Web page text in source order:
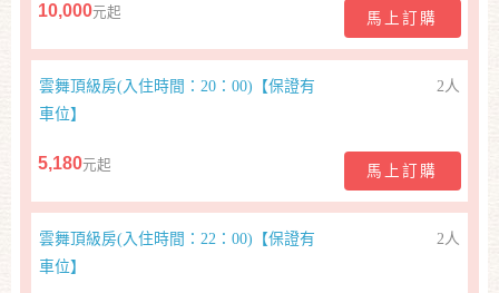
計
劃
商
宣
傳
10,000元起 馬上訂購
雲舞頂級房(入住時間：20：00)【保證有
車位】
2人
5,180元起 馬上訂購
雲舞頂級房(入住時間：22：00)【保證有
車位】
2人